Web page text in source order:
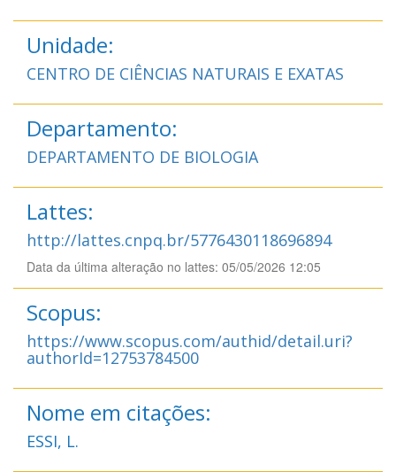
Unidade:
CENTRO DE CIÊNCIAS NATURAIS E EXATAS
Departamento:
DEPARTAMENTO DE BIOLOGIA
Lattes:
http://lattes.cnpq.br/5776430118696894
Data da última alteração no lattes: 05/05/2026 12:05
Scopus:
https://www.scopus.com/authid/detail.uri?
authorId=12753784500
Nome em citações:
ESSI, L.